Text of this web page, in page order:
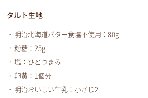
タルト生地
明治北海道バター食塩不使用：80g
粉糖：25g
塩：ひとつまみ
卵黄：1個分
明治おいしい牛乳：小さじ2